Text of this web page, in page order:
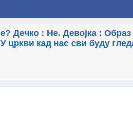
Дечко : Не. Девојка :
цркви кад нас сви буду